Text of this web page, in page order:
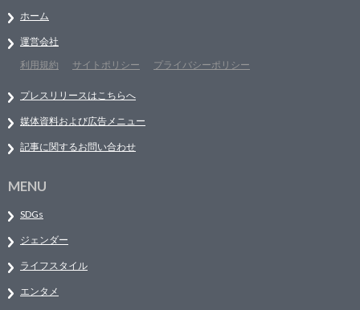
ホーム
運営会社
利用規約
サイトポリシー プライバシーポリシー
プレスリリースはこちらへ
媒体資料および広告メニュー
記事に関するお問い合わせ
MENU
SDGs
ジェンダー
ライフスタイル
エンタメ